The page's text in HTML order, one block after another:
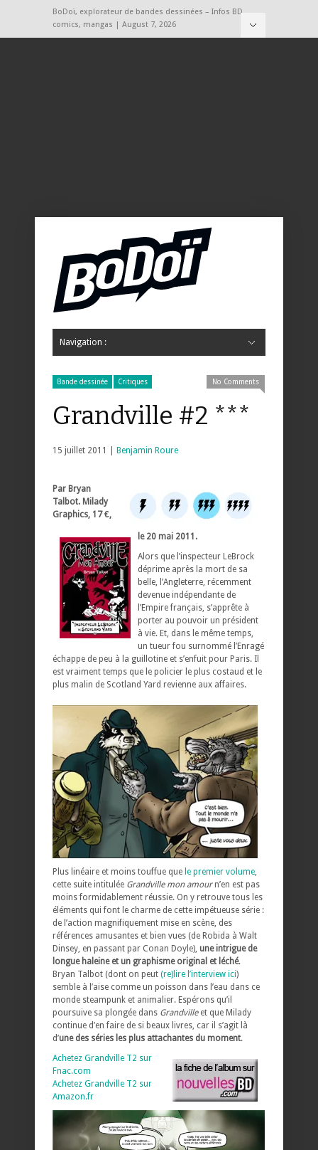
BoDoï, explorateur de bandes dessinées – Infos BD,
comics, mangas | August 7, 2026
Navigation :
Bande dessinée Critiques No Comments
Grandville #2 ***
15 juillet 2011 | Benjamin Roure
Par Bryan
Talbot. Milady
Graphics, 17 €,
le 20 mai 2011.
Alors que l’inspecteur LeBrock
déprime après la mort de sa
belle, l’Angleterre, récemment
devenue indépendante de
l’Empire français, s’apprête à
porter au pouvoir un président
à vie. Et, dans le même temps,
un tueur fou surnommé l’Enragé
échappe de peu à la guillotine et s’enfuit pour Paris. Il
est vraiment temps que le policier le plus costaud et le
plus malin de Scotland Yard revienne aux affaires.
Plus linéaire et moins touffue que le premier volume,
cette suite intitulée Grandville mon amourn’en est pas
moins formidablement réussie. On y retrouve tous les
éléments qui font le charme de cette impétueuse série :
de l’action magnifiquement mise en scène, des
références amusantes et bien vues (de Robida à Walt
Dinsey, en passant par Conan Doyle), une intrigue de
longue haleine et un graphisme original et léché.
Bryan Talbot (dont on peut (re)lire l’interview ici)
semble à l’aise comme un poisson dans l’eau dans ce
monde steampunk et animalier. Espérons qu’il
poursuive sa plongée dans Grandvilleet que Milady
continue d’en faire de si beaux livres, car il s’agit là
d’une des séries les plus attachantes du moment.
Achetez Grandville T2 sur
Fnac.com
Achetez Grandville T2 sur
Amazon.fr